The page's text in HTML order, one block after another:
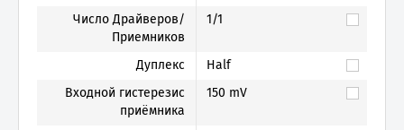
Число Драйверов/
Приемников
1/1
Дуплекс
Half
Входной гистерезис
приёмника
150 mV